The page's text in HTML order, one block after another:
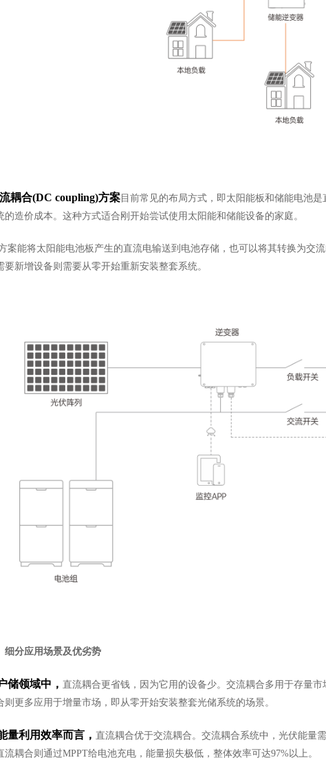
耦合(DC coupling)方案目前常见的布局方式，即太阳能板和储能电池
的造价成本。这种方式适合刚开始尝试使用太阳能和储能设备的家庭。
案能将太阳能电池板产生的直流电输送到电池存储，也可以将其转换为交
要新增设备则需要从零开始重新安装整套系统。
细分应用场景及优劣势
储领域中，直流耦合更省钱，因为它用的设备少。交流耦合多用于存量
则更多应用于增量市场，即从零开始安装整套光储系统的场景。
量利用效率而言，直流耦合优于交流耦合。交流耦合系统中，光伏能量
流耦合则通过MPPT给电池充电，能量损失极低，整体效率可达97%以上。